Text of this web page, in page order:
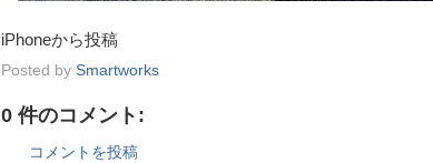
iPhoneから投稿
Posted by Smartworks
0 件のコメント:
コメントを投稿